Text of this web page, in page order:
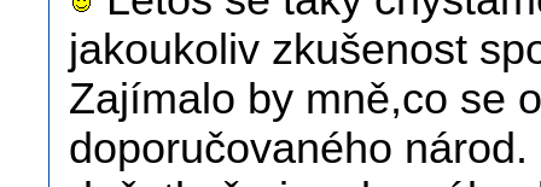
jakoukoliv zkušenost
Zajímalo by mně,co se
doporučovaného